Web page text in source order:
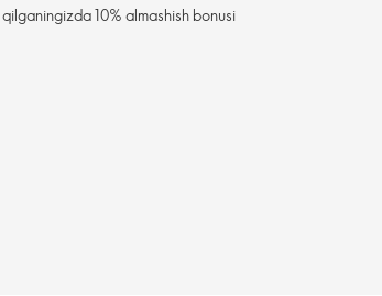
10% almashish bonusi